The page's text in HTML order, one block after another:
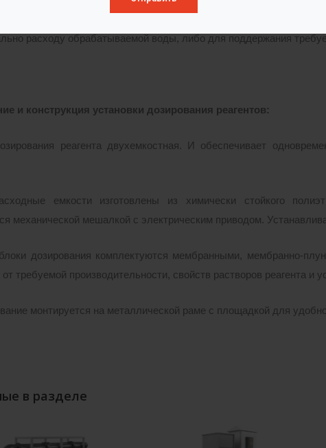
процессом дозирования происходит в автоматическом
расходу обрабатываемой воды, либо для поддержания
и конструкция установки дозирования реагентов:
реагента двухемкостная. И обеспечивает
емкости изготовлены из химически стойкого
механической мешалкой с электрическим приводом.
дозирования комплектуются мембранными, мембранно-
требуемой производительности, свойств растворов реагента и
монтируется на металлической раме с площадкой для
в разделе